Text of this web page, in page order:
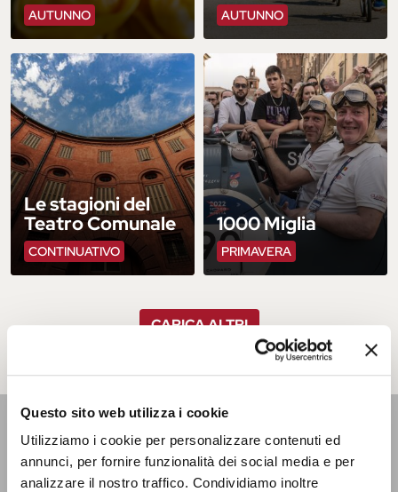
Questo sito web utilizza i cookie
Utilizziamo i cookie per personalizzare contenuti ed
annunci, per fornire funzionalità dei social media e per
analizzare il nostro traffico. Condividiamo inoltre
AUTUNNO AUTUNNO
CONTINUATIVO
Le stagioni del
Teatro Comunale
PRIMAVERA
1000 Miglia
CARICA ALTRI
UFFICIO INFORMAZIONI
E ACCOGLIENZA TURISTICA - IAT